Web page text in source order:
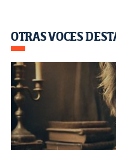
OTRAS VOCES